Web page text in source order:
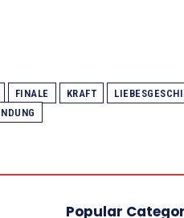
FINALE KRAFT
Popular